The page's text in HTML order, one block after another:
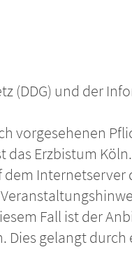
(DDG) und der
vorgesehenen
Erzbistum
Internetserver
Fall ist der
gelangt durch